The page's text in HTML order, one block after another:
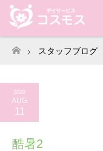
ホーム
スタッフブログ
2020
AUG
11
酷暑2